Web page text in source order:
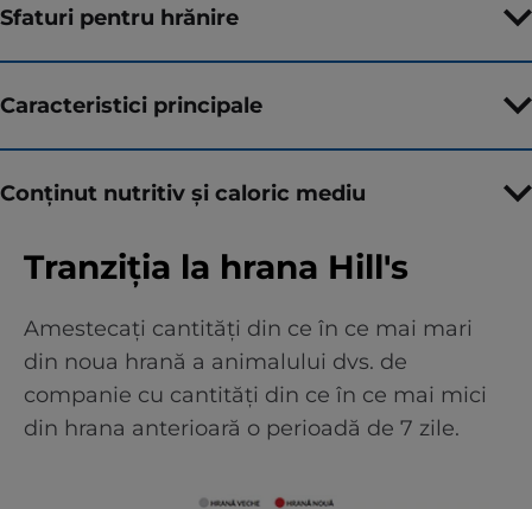
Sfaturi pentru hrănire
Caracteristici principale
Conținut nutritiv și caloric mediu
Tranziția la hrana Hill's
Amestecați cantități din ce în ce mai mari
din noua hrană a animalului dvs. de
companie cu cantități din ce în ce mai mici
din hrana anterioară o perioadă de 7 zile.